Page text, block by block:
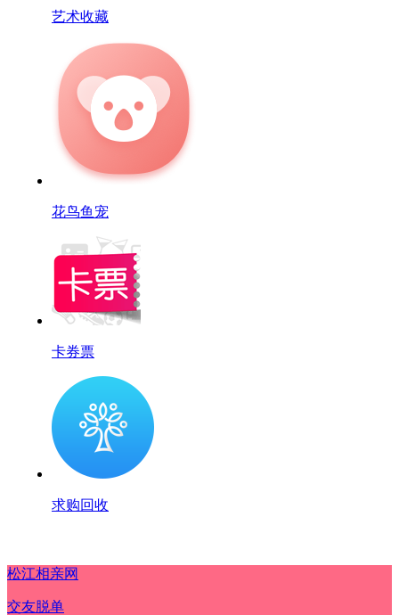
艺术收藏
花鸟鱼宠
卡券票
求购回收
松江相亲网
交友脱单